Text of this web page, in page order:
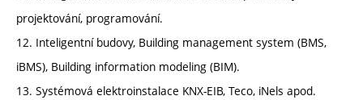
projektování, programování.
12. Inteligentní budovy, Building management system (BMS,
iBMS), Building information modeling (BIM).
13. Systémová elektroinstalace KNX-EIB, Teco, iNels apod.